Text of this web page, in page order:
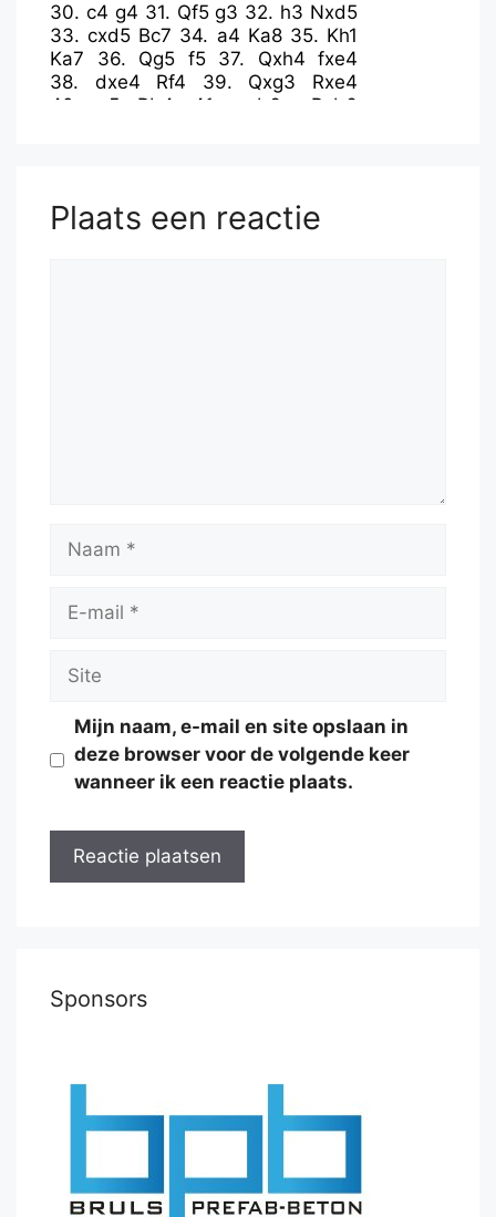
30. c4 g4 31. Qf5 g3 32. h3 Nxd5
33.cxd5 Bc7 34. a4 Ka8 35. Kh1
Ka7
36. Qg5 f5 37. Qxh4 fxe4
38. dxe4 Rf4 39. Qxg3
Rxe4
40.
a5 Rb4 41. axb6+
Bxb6
Plaats een reactie
Naam
Site
Mijn naam, e-mail en site opslaan in
deze browser voor de volgende keer
wanneer ik een reactie plaats.
Sponsors